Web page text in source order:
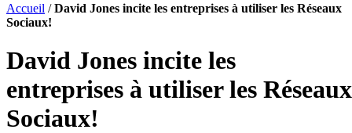
Accueil /David Jones incite les entreprises à utiliser les Réseaux
Sociaux!
David Jones incite les
entreprises à utiliser les Réseaux
Sociaux!